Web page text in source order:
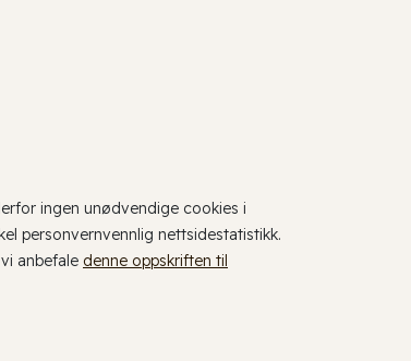
ingen unødvendige cookies i
personvernvennlig nettsidestatistikk.
anbefale denne oppskriften til